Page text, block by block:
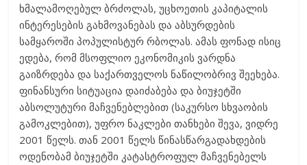
ხმალამოღებულ ბრძოლას, უცხოეთის კაპიტალის
ინტერესების გახმოვანებას და აბსურდების
სამყაროში პოპულისტურ რბოლას. ამას ფონად ისიც
ედება, რომ მსოფლიო ეკონომიკის ვარდნა
გაიზრდება და საქართველოს ნაწილობრივ შეეხება.
ფინანსური სიტუაცია დაიძაბება და ბიუჯეტში
აბსოლუტური მაჩვენებლებით (საკურსო სხვაობის
გამოკლებით), უფრო ნაკლები თანხები შევა, ვიდრე
2001 წელს. თან 2001 წელს წინასწარგადახდების
ოდენობამ ბიუჯეტში კატასტროფულ მაჩვენებელს